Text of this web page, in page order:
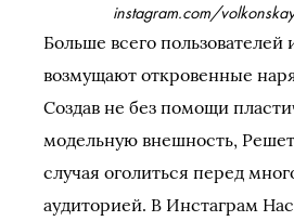
instagram.com/
Больше всего пользователей
возмущают откровенные
Создав не без помощи
модельную внешность,
случая оголиться перед
аудиторией. В Инстаграм